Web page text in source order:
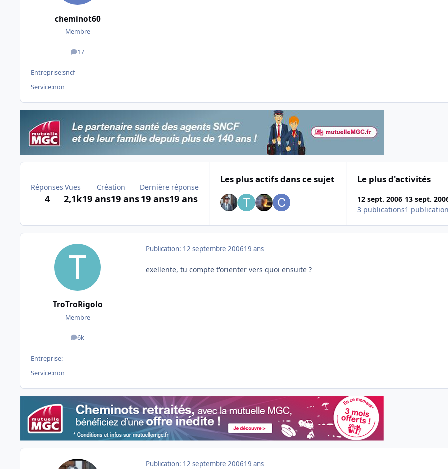
cheminot60
Membre
17
messages
Entreprise:sncf
Service:non
Réponses
4
Vues
2,1k
Création
19 ans19 ans
Dernière réponse
19 ans19 ans
Les plus actifs dans ce sujet Le plus d'activités
12 sept. 2006
3 publications
13 sept.
1
TroTroRigolo
Membre
6k
messages
Entreprise:-
Service:non
Publication: 12 septembre 200619 ans
exellente, tu compte t'orienter vers quoi ensuite ?
Publication: 12 septembre 200619 ans